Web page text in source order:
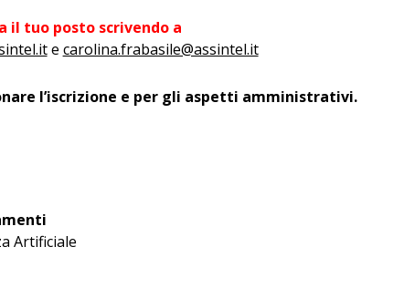
il tuo posto scrivendo a
e carolina.frabasile@assintel.it
l’iscrizione e per gli aspetti amministrativi.
Artificiale